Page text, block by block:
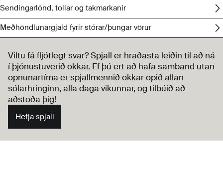
Sendingarlönd, tollar og takmarkanir
Meðhöndlunargjald fyrir stórar/þungar vörur
Viltu fá fljótlegt svar? Spjall er hraðasta leiðin til að ná
í þjónustuverið okkar. Ef þú ert að hafa samband utan
opnunartíma er spjallmennið okkar opið allan
sólarhringinn, alla daga vikunnar, og tilbúið að
aðstoða þig!
Hefja spjall